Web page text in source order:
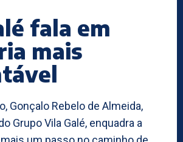
fala em
mais
Gonçalo Rebelo de Almeida,
Grupo Vila Galé, enquadra a